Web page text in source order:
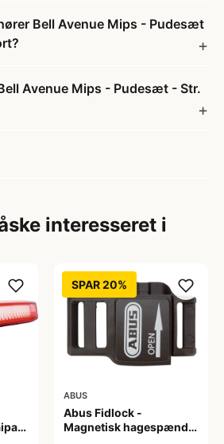
Bell Avenue Mips - Pudesæt
Avenue Mips - Pudesæt - Str.
interesseret i
SPAR 20%
ABUS
Abus Fidlock -
Magnetisk hagespænde